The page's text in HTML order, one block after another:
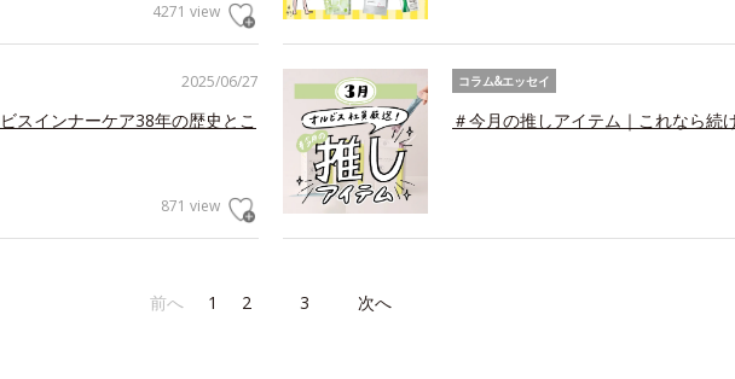
4271 view
2025/06/27
スインナーケア38年の歴史とこ
871 view
コラム&エッセイ
＃今月の推しアイテム｜これなら続
前へ 1 2 3 次へ